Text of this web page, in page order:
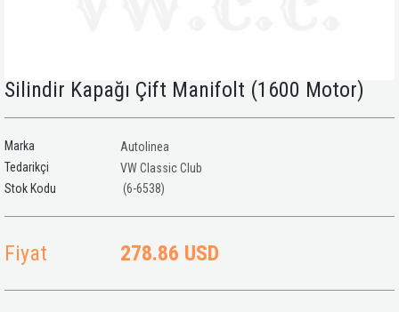
Silindir Kapağı Çift Manifolt (1600 Motor)
Marka
Autolinea
Tedarikçi
VW Classic Club
(6-6538)
Fiyat 278.86 USD